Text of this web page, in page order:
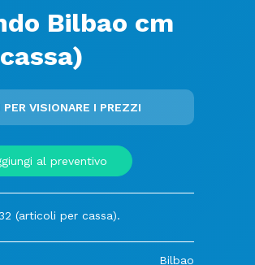
Bilbao cm
PER VISIONARE I PREZZI
al preventivo
(articoli per cassa).
Bilbao